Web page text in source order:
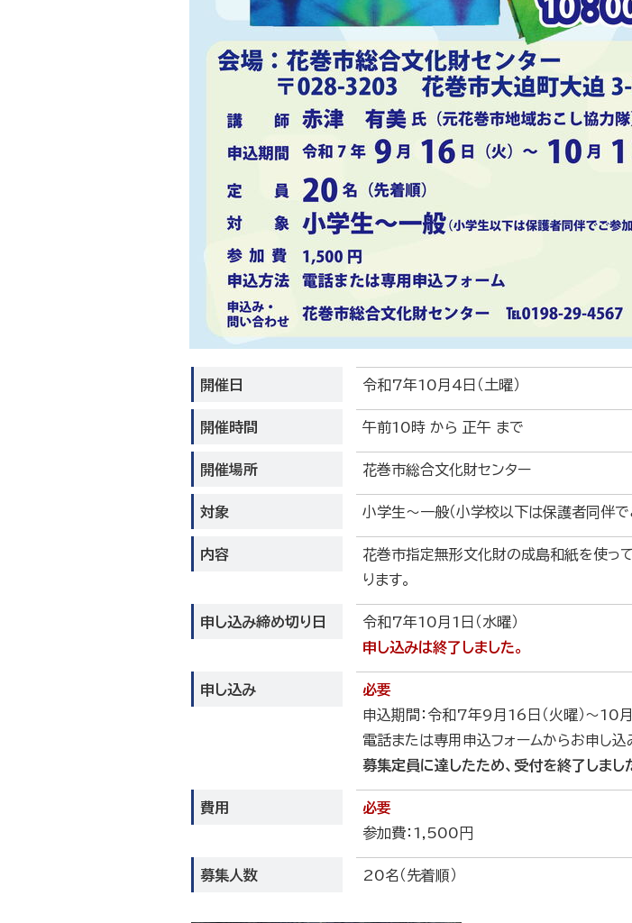
開催日 令和7年10月4日（土曜）
開催時間 午前10時 から 正午 まで
開催場所 花巻市総合文化財センター
対象 小学生～一般（小学校以下は保護者同伴で
内容
花巻市指定無形文化財の成島和紙を使っ
ります。
申し込み締め切り日
令和7年10月1日（水曜）
申し込みは終了しました。
申し込み
必要
申込期間：令和7年9月16日（火曜）～10月
電話または専用申込フォームからお申し込
募集定員に達したため、受付を終了しまし
費用
必要
参加費：1,500円
募集人数 20名（先着順）